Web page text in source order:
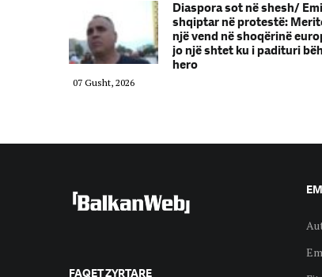
Diaspora sot në shesh/
shqiptar në protestë:
një vend në shoqërinë
jo një shtet ku i padituri
hero
07 Gusht, 2026
FAQET ZYRTARE